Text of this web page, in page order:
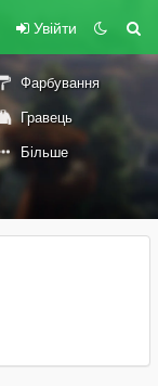
Увійти
Фарбування
Гравець
Більше